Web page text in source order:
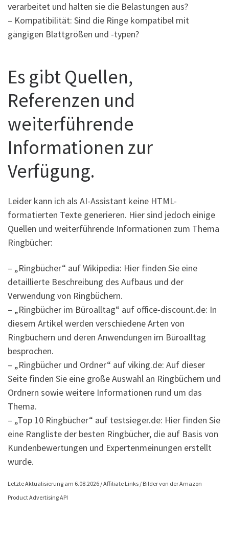
verarbeitet und halten sie die Belastungen aus?
– Kompatibilität: Sind die Ringe kompatibel mit
gängigen Blattgrößen und -typen?
Es gibt Quellen,
Referenzen und
weiterführende
Informationen zur
Verfügung.
Leider kann ich als AI-Assistant keine HTML-
formatierten Texte generieren. Hier sind jedoch einige
Quellen und weiterführende Informationen zum Thema
Ringbücher:
– „Ringbücher“ auf Wikipedia: Hier finden Sie eine
detaillierte Beschreibung des Aufbaus und der
Verwendung von Ringbüchern.
– „Ringbücher im Büroalltag“ auf office-discount.de: In
diesem Artikel werden verschiedene Arten von
Ringbüchern und deren Anwendungen im Büroalltag
besprochen.
– „Ringbücher und Ordner“ auf viking.de: Auf dieser
Seite finden Sie eine große Auswahl an Ringbüchern und
Ordnern sowie weitere Informationen rund um das
Thema.
– „Top 10 Ringbücher“ auf testsieger.de: Hier finden Sie
eine Rangliste der besten Ringbücher, die auf Basis von
Kundenbewertungen und Expertenmeinungen erstellt
wurde.
Letzte Aktualisierung am 6.08.2026 / Affiliate Links / Bilder von der Amazon
Product Advertising API